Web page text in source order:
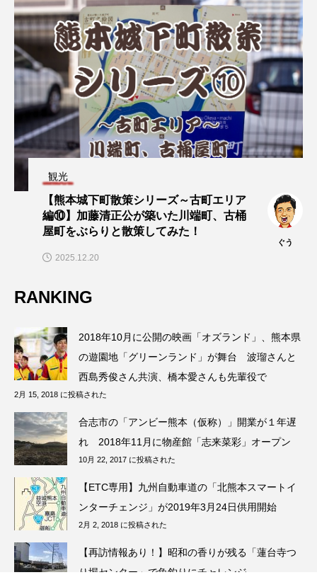
観光
【熊本城下町散策シリーズ～古町エリア
編⑩】加藤清正公が築いた川端町、古桶
屋町をぶらりと散策してみた！
ぐう
2025.12.20
RANKING
2018年10月に公開の映画「オズランド」、熊本県
の遊園地「グリーンランド」が舞台 波瑠さんと
西島秀俊さん共演、橋本愛さんも先輩役で
2月 15, 2018 に投稿された
合志市の「アンビー熊本（仮称）」開業が１年遅
れ 2018年11月に物産館「志来菜彩」オープン
10月 22, 2017 に投稿された
【ETC専用】九州自動車道の「北熊本スマートイ
ンターチェンジ」が2019年3月24日供用開始
2月 2, 2018 に投稿された
【再訪情報あり！】昭和の香りが残る「蓮台寺つ
り堀センター」で魚釣りにチャレンジ